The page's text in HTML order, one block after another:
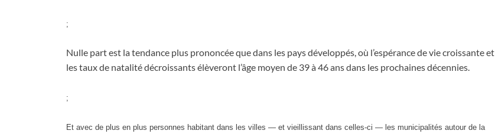
;
Nulle part est la tendance plus prononcée que dans les pays développés, où l’espérance de vie croissante et
les taux de natalité décroissants élèveront l’âge moyen de 39 à 46 ans dans les prochaines décennies.
;
Et avec de plus en plus personnes habitant dans les villes — et vieillissant dans celles-ci — les municipalités autour de la